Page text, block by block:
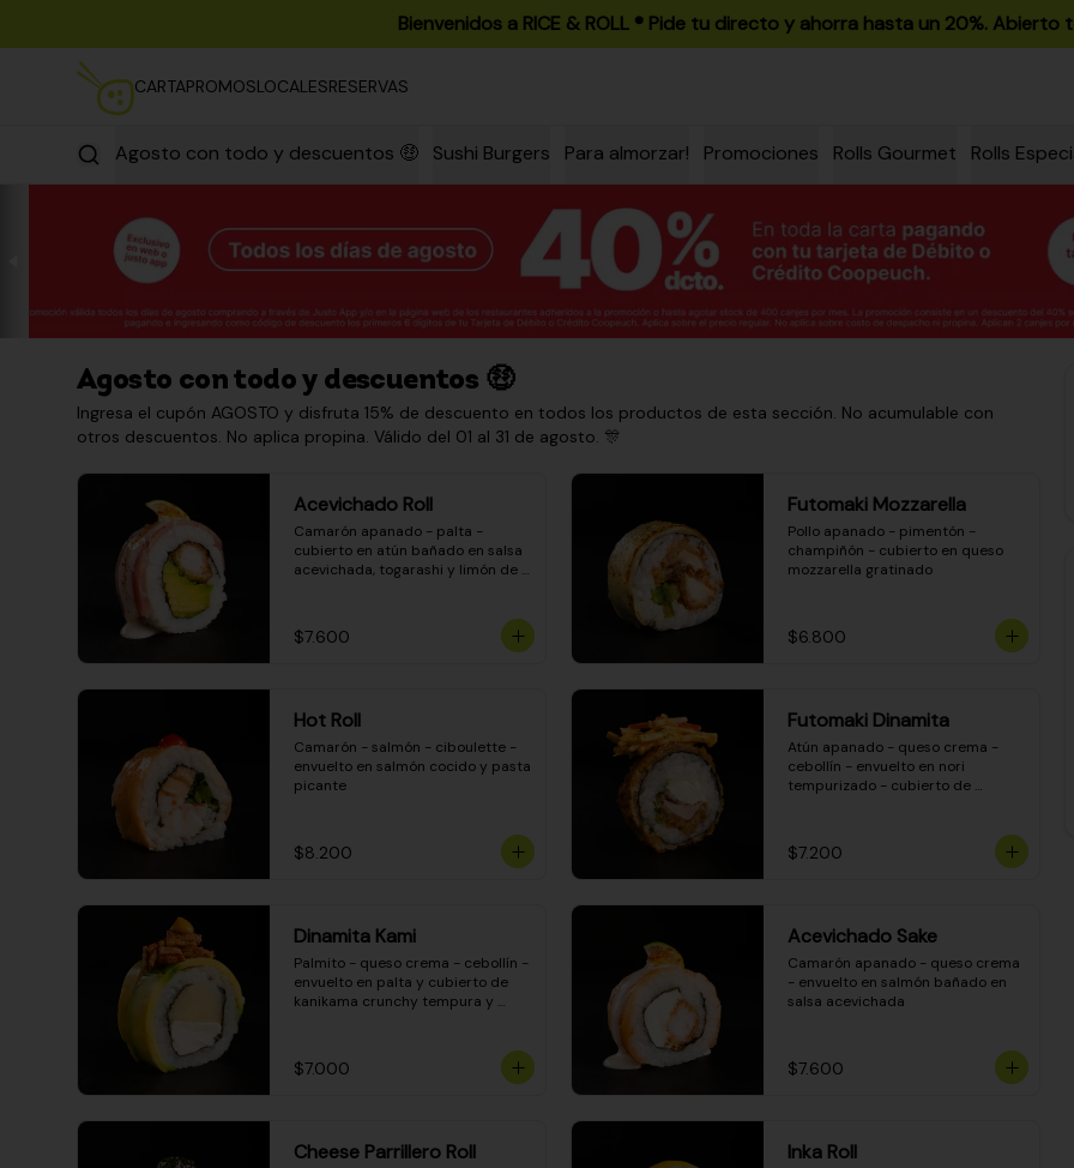
Bienvenidos a RICE & ROLL ®️ Pide tu directo y ahorra hasta un 20%. Abierto
CARTAPROMOSLOCALESRESERVAS
Agosto con todo y descuentos 🤑 Sushi Burgers Para almorzar! Promociones Rolls Gourmet Rolls
Agosto con todo y descuentos 🤑
Ingresa el cupón AGOSTO y disfruta 15% de descuento en todos los productos de esta sección. No acumulable con
otros descuentos. No aplica propina. Válido del 01 al 31 de agosto. 🎊
Acevichado Roll
Camarón apanado - palta -
cubierto en atún bañado en salsa
acevichada, togarashi y limón de
$7.600
Futomaki Mozzarella
Pollo apanado - pimentón -
champiñón - cubierto en queso
mozzarella gratinado
$6.800
Hot Roll
Camarón - salmón - ciboulette -
envuelto en salmón cocido y pasta
picante
$8.200
Futomaki Dinamita
Atún apanado - queso crema -
cebollín - envuelto en nori
tempurizado - cubierto de
$7.200
Dinamita Kami
Palmito - queso crema - cebollín -
envuelto en palta y cubierto de
kanikama crunchy tempura y
$7.000
Acevichado Sake
Camarón apanado - queso crema
- envuelto en salmón bañado en
salsa acevichada
$7.600
Cheese Parrillero Roll Inka Roll